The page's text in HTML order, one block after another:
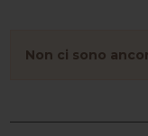
Non ci sono